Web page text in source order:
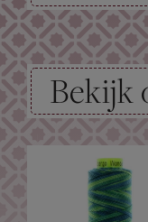
Bekijk